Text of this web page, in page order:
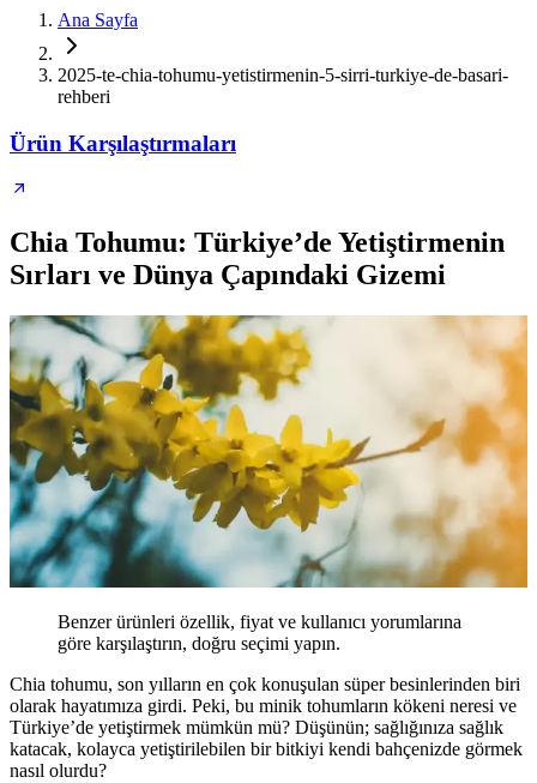
Ana Sayfa
2025-te-chia-tohumu-yetistirmenin-5-sirri-turkiye-de-basari-
rehberi
Ürün Karşılaştırmaları
Chia Tohumu: Türkiye’de Yetiştirmenin
Sırları ve Dünya Çapındaki Gizemi
Benzer ürünleri özellik, fiyat ve kullanıcı yorumlarına
göre karşılaştırın, doğru seçimi yapın.
Chia tohumu, son yılların en çok konuşulan süper besinlerinden biri
olarak hayatımıza girdi. Peki, bu minik tohumların kökeni neresi ve
Türkiye’de yetiştirmek mümkün mü? Düşünün; sağlığınıza sağlık
katacak, kolayca yetiştirilebilen bir bitkiyi kendi bahçenizde görmek
nasıl olurdu?